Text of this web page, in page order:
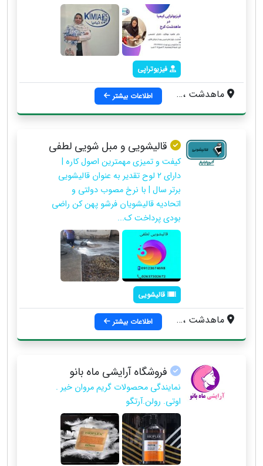
فیزیوتراپی
ماهدشت ، بلوار امام خمینی ، بعد از خیابان قائم ، کوچه صنوبر ، پلاک 2 اطلاعات بیشتر
قالیشویی و مبل شویی لطفی
کیفت و تمیزی مهمترین اصول کاره |
دارای ۲ لوح تقدیر به عنوان قالیشویی
برتر سال | با نرخ مصوب دولتی و
اتحادیه ‌‌قالیشویان فرشو پهن کن راضی
بودی پرداخت ک...
قالیشویی
ماهدشت ، بلوار سرداران ، دوم شمالی ، جنب تپه باستانی ، داخل کوچه ، درب دوم اطلاعات بیشتر
فروشگاه آرایشی ماه بانو
نمایندگی محصولات گریم مروان خیر .
اوتی. رولن.آرتگو